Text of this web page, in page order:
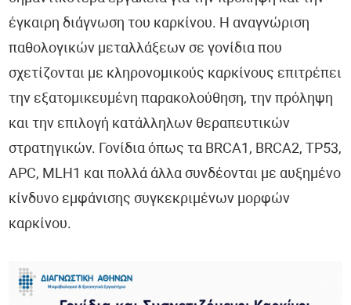
Ύπνος
Καρδιολογία
Νευρολογία
Λοιμώξεις
Παιδιατρική
Ορθοπεδική
έγκαιρη διάγνωση του καρκίνου. Η αναγνώριση
παθολογικών μεταλλάξεων σε γονίδια που
σχετίζονται με κληρονομικούς καρκίνους επιτρέπει
την εξατομικευμένη παρακολούθηση, την πρόληψη
και την επιλογή κατάλληλων θεραπευτικών
στρατηγικών. Γονίδια όπως τα BRCA1, BRCA2, TP53,
APC, MLH1 και πολλά άλλα συνδέονται με αυξημένο
κίνδυνο εμφάνισης συγκεκριμένων μορφών
καρκίνου.